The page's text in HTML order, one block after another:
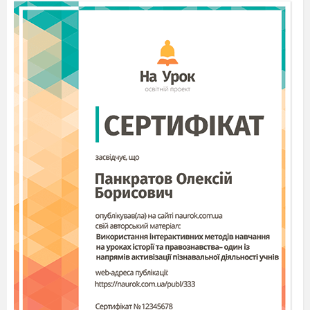
до іншої культури, способу життя, інакших
вірувань, переко
нань, звичок завжди існував та
існує надалі. Життя в полікультурному соціумі
— проблема кожної особистості, групи людей і
певних інститутів влади. Основою такого
існування є толерантність як універсальний
принцип людської життєдіяльності.
Мета засідання гуртка:
поглибити
набуті під час вивчення
навчальних дисциплін знання та уявлення
студентів про толерантну поведінку;
закріпити знання учасників
про компоненти
толерантності;
допомогти студентам проаналізувати
наявність у себе рис толерантної